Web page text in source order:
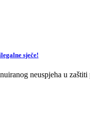
sječe!
neuspjeha u